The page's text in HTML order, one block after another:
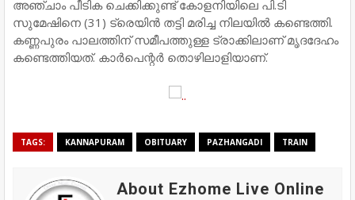
അഞ്ചാം പീടിക ചെക്കിക്കുണ്ട് കോളനിയിലെ പി.ടി
സുമേഷിനെ (31) ട്രെയിന്‍ തട്ടി മരിച്ച നിലയില്‍ കണ്ടെത്തി.
കണ്ണപുരം പാലത്തിന് സമീപത്തുള്ള ട്രാക്കിലാണ് മൃദദേഹം
കണ്ടെത്തിയത്. കാർപെന്റർ തൊഴിലാളിയാണ്.
TAGS: KANNAPURAM OBITUARY PAZHANGADI TRAIN
About Ezhome Live Online